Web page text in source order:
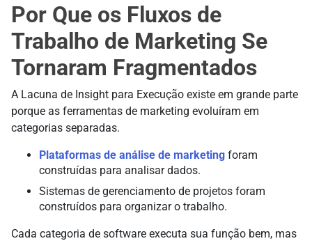
Por Que os Fluxos de
Trabalho de Marketing Se
Tornaram Fragmentados
A Lacuna de Insight para Execução existe em grande parte
porque as ferramentas de marketing evoluíram em
categorias separadas.
Plataformas de análise de marketing foram
construídas para analisar dados.
Sistemas de gerenciamento de projetos foram
construídos para organizar o trabalho.
Cada categoria de software executa sua função bem, mas